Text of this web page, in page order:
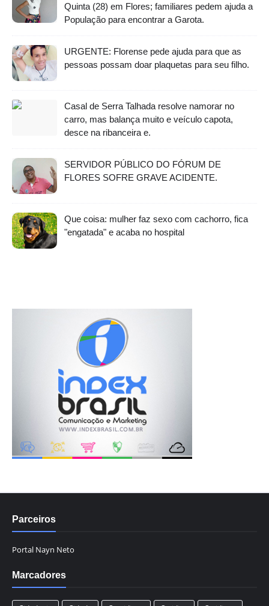
Quinta (28) em Flores; familiares pedem ajuda a
População para encontrar a Garota.
URGENTE: Florense pede ajuda para que as
pessoas possam doar plaquetas para seu filho.
Casal de Serra Talhada resolve namorar no
carro, mas balança muito e veículo capota,
desce na ribanceira e.
SERVIDOR PÚBLICO DO FÓRUM DE
FLORES SOFRE GRAVE ACIDENTE.
Que coisa: mulher faz sexo com cachorro, fica
"engatada" e acaba no hospital
Parceiros
Portal Nayn Neto
Marcadores